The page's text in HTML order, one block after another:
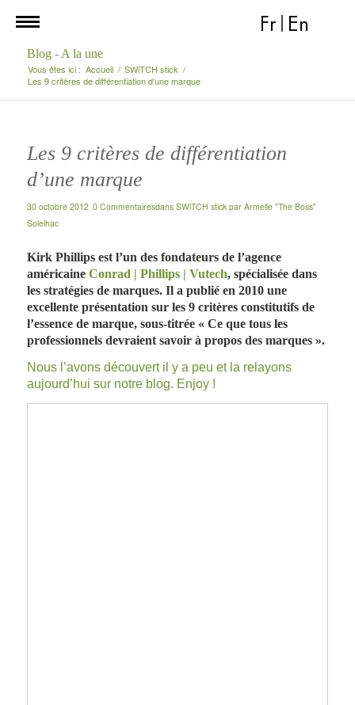
Fr En
Blog - A la une
Vous êtes ici : Accueil / SWiTCH stick /
Les 9 critères de différentiation d’une marque
Les 9 critères de différentiation
d’une marque
30 octobre 2012 0 Commentairesdans SWiTCH stick par Armelle "The Boss"
Solelhac
Kirk Phillips est l’un des fondateurs de l’agence
américaine Conrad | Phillips | Vutech, spécialisée dans
les stratégies de marques. Il a publié en 2010 une
excellente présentation sur les 9 critères constitutifs de
l’essence de marque, sous-titrée « Ce que tous les
professionnels devraient savoir à propos des marques ».
Nous l’avons découvert il y a peu et la relayons
aujourd’hui sur notre blog. Enjoy !